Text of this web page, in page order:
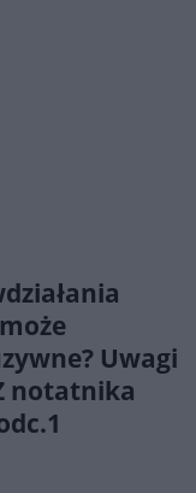
Uwagi
notatnika